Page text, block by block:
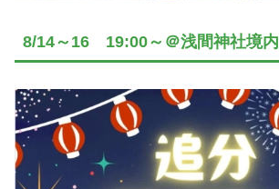
8/14～16 19:00～＠浅間神社境内